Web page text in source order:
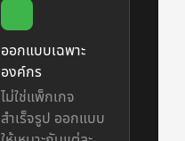
ออกแบบเฉพาะ
องค์กร
ไม่ใช่แพ็กเกจ
สำเร็จรูป ออกแบบ